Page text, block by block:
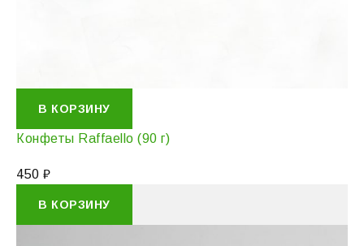
В КОРЗИНУ
Конфеты Raffaello (90 г)
450 ₽
В КОРЗИНУ